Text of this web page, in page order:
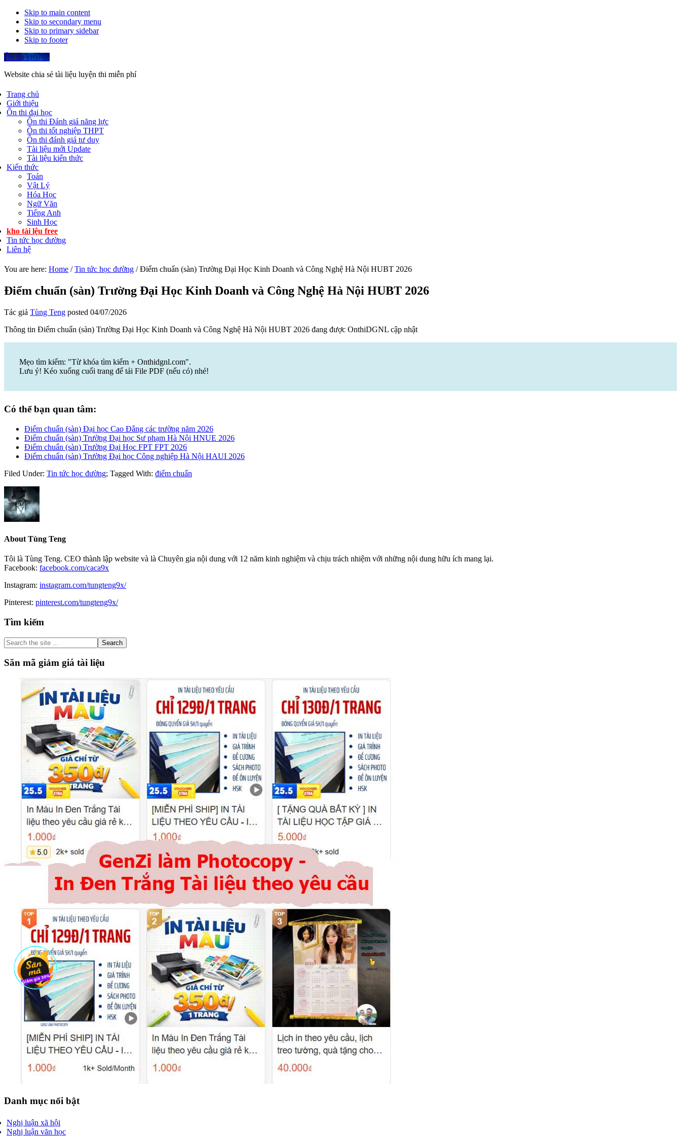
Skip to main content
Skip to secondary menu
Skip to primary sidebar
Skip to footer
Ôn thi ĐGNL
Website chia sẻ tài liệu luyện thi miễn phí
Trang chủ
Giới thiệu
Ôn thi đại học
Ôn thi Đánh giá năng lực
Ôn thi tốt nghiệp THPT
Ôn thi đánh giá tư duy
Tài liệu mới Update
Tài liệu kiến thức
Kiến thức
Toán
Vật Lý
Hóa Học
Ngữ Văn
Tiếng Anh
Sinh Học
kho tài lệu free
Tin tức học đường
Liên hệ
You are here: Home / Tin tức học đường /Điểm chuẩn (sàn) Trường Đại Học Kinh Doanh và Công Nghệ Hà Nội HUBT 2026
Điểm chuẩn (sàn) Trường Đại Học Kinh Doanh và Công Nghệ Hà Nội HUBT 2026
Tác giả Tùng Teng posted 04/07/2026
Thông tin Điểm chuẩn (sàn) Trường Đại Học Kinh Doanh và Công Nghệ Hà Nội HUBT 2026 đang được OnthiDGNL cập nhật
Mẹo tìm kiếm: "Từ khóa tìm kiếm + Onthidgnl.com".
Lưu ý! Kéo xuống cuối trang để tải File PDF (nếu có) nhé!
Có thể bạn quan tâm:
Điểm chuẩn (sàn) Đại học Cao Đẳng các trường năm 2026
Điểm chuẩn (sàn) Trường Đại học Sư phạm Hà Nội HNUE 2026
Điểm chuẩn (sàn) Trường Đại Học FPT FPT 2026
Điểm chuẩn (sàn) Trường Đại học Công nghiệp Hà Nội HAUI 2026
Filed Under: Tin tức học đường; Tagged With: điểm chuẩn
About Tùng Teng
Tôi là Tùng Teng. CEO thành lập website và là Chuyên gia nội dung với 12 năm kinh nghiệm và chịu trách nhiệm với những nội dung hữu ích mang lại.
Facebook: facebook.com/caca9x
Instagram: instagram.com/tungteng9x/
Pinterest: pinterest.com/tungteng9x/
Primary
Sidebar
Tìm kiếm
Search
the
site
...
Săn mã giảm giá tài liệu
Danh mục nổi bật
Nghị luận xã hội
Nghị luận văn học